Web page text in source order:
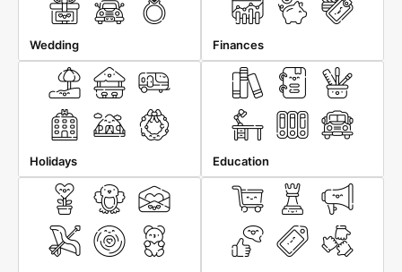
Wedding Finances
Holidays Education